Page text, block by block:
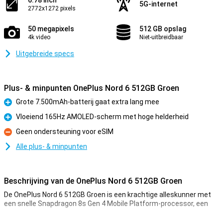
2772x1272 pixels
5G-internet
50 megapixels
4k video
512 GB opslag
Niet-uitbreidbaar
Uitgebreide specs
Plus- & minpunten OnePlus Nord 6 512GB Groen
Pluspunt
Grote 7.500mAh-batterij gaat extra lang mee
Pluspunt
Vloeiend 165Hz AMOLED-scherm met hoge helderheid
Minpunt
Geen ondersteuning voor eSIM
Alle plus- & minpunten
Beschrijving van de OnePlus Nord 6 512GB Groen
De OnePlus Nord 6 512GB Groen is een krachtige alleskunner met
een snelle Snapdragon 8s Gen 4 Mobile Platform-processor, een